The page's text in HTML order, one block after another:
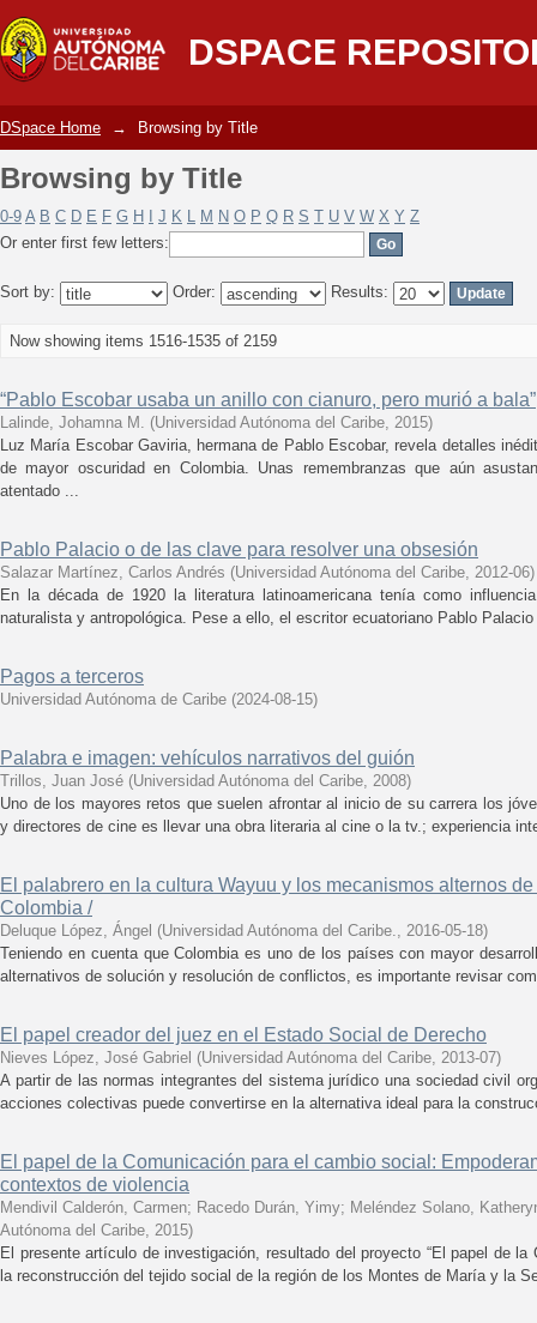
DSPACE
Browsing by Title
DSpace Home → Browsing by Title
Browsing by Title
0-9 A B C D E F G H J K L M N O P Q R S T U V W X Y Z
Or enter first few letters:
Sort by: Order: Results:
Now showing items 1516-1535 of 2159
“Pablo Escobar usaba un anillo con cianuro, pero murió a bala”
Lalinde, Johamna M. (Universidad Autónoma del Caribe, 2015)
Luz María Escobar Gaviria, hermana de Pablo Escobar, revela detalles
de mayor oscuridad en Colombia. Unas remembranzas que aún
atentado ...
Pablo Palacio o de las clave para resolver una obsesión
Salazar Martínez, Carlos Andrés (Universidad Autónoma del Caribe, 2012-06)
En la década de 1920 la literatura latinoamericana tenía como
naturalista y antropológica. Pese a ello, el escritor ecuatoriano Pablo
Pagos a terceros
Universidad Autónoma de Caribe (2024-08-15)
Palabra e imagen: vehículos narrativos del guión
Trillos, Juan José (Universidad Autónoma del Caribe, 2008)
Uno de los mayores retos que suelen afrontar al inicio de su carrera los
y directores de cine es llevar una obra literaria al cine o la tv.; experiencia
El palabrero en la cultura Wayuu y los mecanismos alternos
Colombia /
Deluque López, Ángel (Universidad Autónoma del Caribe., 2016-05-18)
Teniendo en cuenta que Colombia es uno de los países con mayor
alternativos de solución y resolución de conflictos, es importante revisar
El papel creador del juez en el Estado Social de Derecho
Nieves López, José Gabriel (Universidad Autónoma del Caribe, 2013-07)
A partir de las normas integrantes del sistema jurídico una sociedad civil
acciones colectivas puede convertirse en la alternativa ideal para la
El papel de la Comunicación para el cambio social:
contextos de violencia
Mendivil Calderón, Carmen; Racedo Durán, Yimy; Meléndez Solano,
Autónoma del Caribe, 2015)
El presente artículo de investigación, resultado del proyecto “El papel de
la reconstrucción del tejido social de la región de los Montes de María y la